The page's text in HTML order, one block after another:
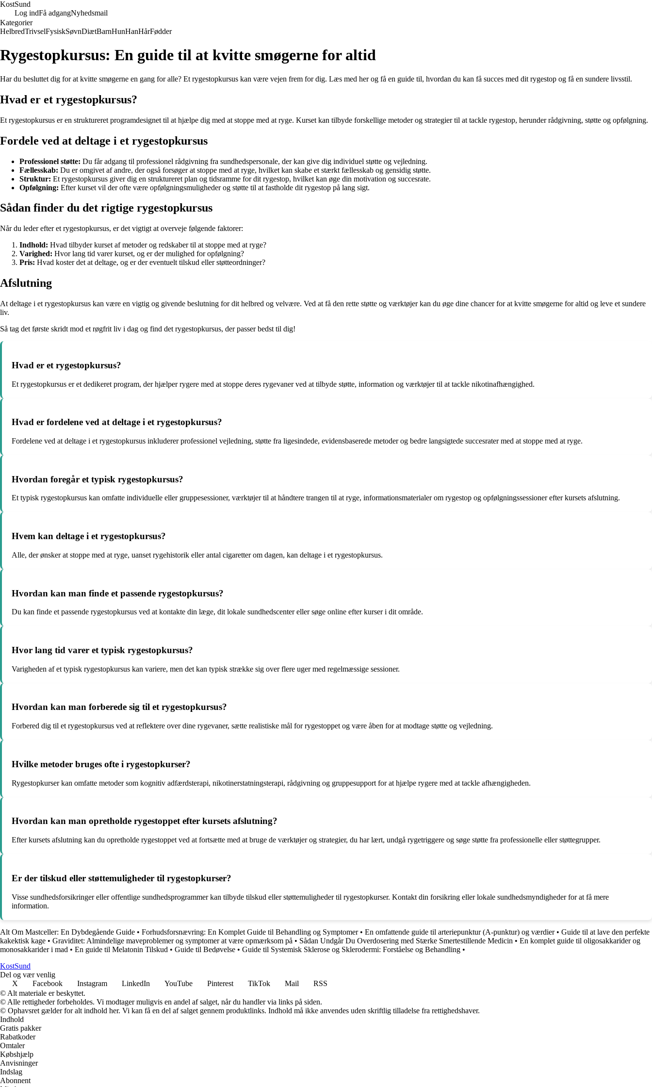
KostSund
Log indFå adgangNyhedsmail
Kategorier
HelbredTrivselFysiskSøvnDiætBarnHunHanHårFødder
Rygestopkursus: En guide til at kvitte smøgerne for altid
Har du besluttet dig for at kvitte smøgerne en gang for alle? Et rygestopkursus kan være vejen frem for dig. Læs med her og få en guide til, hvordan du kan få succes med dit rygestop og få en sundere livsstil.
Hvad er et rygestopkursus?
Et rygestopkursus er en struktureret programdesignet til at hjælpe dig med at stoppe med at ryge. Kurset kan tilbyde forskellige metoder og strategier til at tackle rygestop, herunder rådgivning, støtte og opfølgning.
Fordele ved at deltage i et rygestopkursus
Professionel støtte: Du får adgang til professionel rådgivning fra sundhedspersonale, der kan give dig individuel støtte og vejledning.
Fællesskab: Du er omgivet af andre, der også forsøger at stoppe med at ryge, hvilket kan skabe et stærkt fællesskab og gensidig støtte.
Struktur: Et rygestopkursus giver dig en struktureret plan og tidsramme for dit rygestop, hvilket kan øge din motivation og succesrate.
Opfølgning: Efter kurset vil der ofte være opfølgningsmuligheder og støtte til at fastholde dit rygestop på lang sigt.
Sådan finder du det rigtige rygestopkursus
Når du leder efter et rygestopkursus, er det vigtigt at overveje følgende faktorer:
Indhold: Hvad tilbyder kurset af metoder og redskaber til at stoppe med at ryge?
Varighed: Hvor lang tid varer kurset, og er der mulighed for opfølgning?
Pris: Hvad koster det at deltage, og er der eventuelt tilskud eller støtteordninger?
Afslutning
At deltage i et rygestopkursus kan være en vigtig og givende beslutning for dit helbred og velvære. Ved at få den rette støtte og værktøjer kan du øge dine chancer for at kvitte smøgerne for altid og leve et sundere
liv.
Så tag det første skridt mod et røgfrit liv i dag og find det rygestopkursus, der passer bedst til dig!
Hvad er et rygestopkursus?
Et rygestopkursus er et dedikeret program, der hjælper rygere med at stoppe deres rygevaner ved at tilbyde støtte, information og værktøjer til at tackle nikotinafhængighed.
Hvad er fordelene ved at deltage i et rygestopkursus?
Fordelene ved at deltage i et rygestopkursus inkluderer professionel vejledning, støtte fra ligesindede, evidensbaserede metoder og bedre langsigtede succesrater med at stoppe med at ryge.
Hvordan foregår et typisk rygestopkursus?
Et typisk rygestopkursus kan omfatte individuelle eller gruppesessioner, værktøjer til at håndtere trangen til at ryge, informationsmaterialer om rygestop og opfølgningssessioner efter kursets afslutning.
Hvem kan deltage i et rygestopkursus?
Alle, der ønsker at stoppe med at ryge, uanset rygehistorik eller antal cigaretter om dagen, kan deltage i et rygestopkursus.
Hvordan kan man finde et passende rygestopkursus?
Du kan finde et passende rygestopkursus ved at kontakte din læge, dit lokale sundhedscenter eller søge online efter kurser i dit område.
Hvor lang tid varer et typisk rygestopkursus?
Varigheden af et typisk rygestopkursus kan variere, men det kan typisk strække sig over flere uger med regelmæssige sessioner.
Hvordan kan man forberede sig til et rygestopkursus?
Forbered dig til et rygestopkursus ved at reflektere over dine rygevaner, sætte realistiske mål for rygestoppet og være åben for at modtage støtte og vejledning.
Hvilke metoder bruges ofte i rygestopkurser?
Rygestopkurser kan omfatte metoder som kognitiv adfærdsterapi, nikotinerstatningsterapi, rådgivning og gruppesupport for at hjælpe rygere med at tackle afhængigheden.
Hvordan kan man opretholde rygestoppet efter kursets afslutning?
Efter kursets afslutning kan du opretholde rygestoppet ved at fortsætte med at bruge de værktøjer og strategier, du har lært, undgå rygetriggere og søge støtte fra professionelle eller støttegrupper.
Er der tilskud eller støttemuligheder til rygestopkurser?
Visse sundhedsforsikringer eller offentlige sundhedsprogrammer kan tilbyde tilskud eller støttemuligheder til rygestopkurser. Kontakt din forsikring eller lokale sundhedsmyndigheder for at få mere
information.
Alt Om Mastceller: En Dybdegående Guide • Forhudsforsnævring: En Komplet Guide til Behandling og Symptomer• En omfattende guide til arteriepunktur (A-punktur) og værdier• Guide til at lave den perfekte
kakektisk kage • Graviditet: Almindelige maveproblemer og symptomer at være opmærksom på • Sådan Undgår Du Overdosering med Stærke Smertestillende Medicin • En komplet guide til oligosakkarider og
monosakkarider i mad • En guide til Melatonin Tilskud • Guide til Bedøvelse • Guide til Systemisk Sklerose og Sklerodermi: Forståelse og Behandling •
KostSund
Del og vær venlig
X
Facebook Instagram LinkedIn YouTube Pinterest TikTok Mail
RSS
© Alt materiale er beskyttet.
© Alle rettigheder forbeholdes. Vi modtager muligvis en andel af salget, når du handler via links på siden.
© Ophavsret gælder for alt indhold her. Vi kan få en del af salget gennem produktlinks. Indhold må ikke anvendes uden skriftlig tilladelse fra rettighedshaver.
Indhold
Gratis pakker
Rabatkoder
Omtaler
Købshjælp
Anvisninger
Indslag
Abonnent